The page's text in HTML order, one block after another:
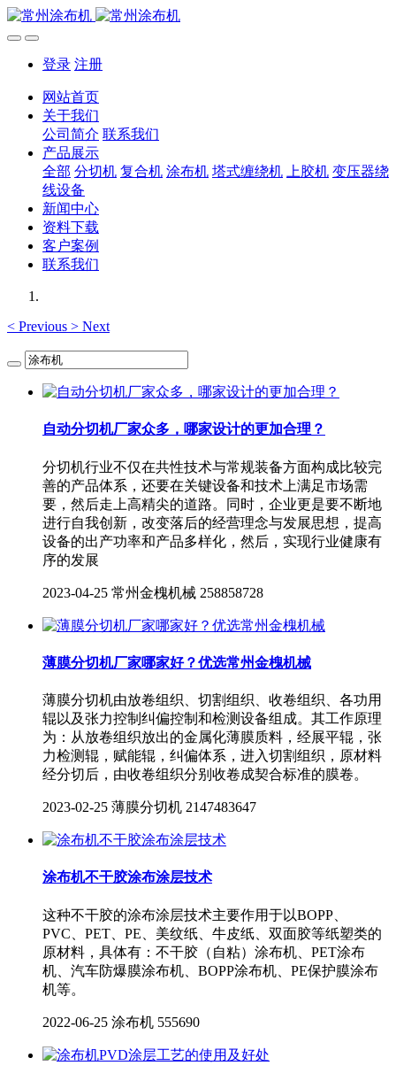
登录 注册
网站首页
关于我们
公司简介 联系我们
产品展示
全部 分切机 复合机 涂布机 塔式缠绕机 上胶机 变压器绕
线设备
新闻中心
资料下载
客户案例
联系我们
< Previous > Next
自动分切机厂家众多，哪家设计的更加合理？
分切机行业不仅在共性技术与常规装备方面构成比较完
善的产品体系，还要在关键设备和技术上满足市场需
要，然后走上高精尖的道路。同时，企业更是要不断地
进行自我创新，改变落后的经营理念与发展思想，提高
设备的出产功率和产品多样化，然后，实现行业健康有
序的发展
2023-04-25 常州金槐机械 258858728
薄膜分切机厂家哪家好？优选常州金槐机械
薄膜分切机由放卷组织、切割组织、收卷组织、各功用
辊以及张力控制纠偏控制和检测设备组成。其工作原理
为：从放卷组织放出的金属化薄膜质料，经展平辊，张
力检测辊，赋能辊，纠偏体系，进入切割组织，原材料
经分切后，由收卷组织分别收卷成契合标准的膜卷。
2023-02-25 薄膜分切机 2147483647
涂布机不干胶涂布涂层技术
这种不干胶的涂布涂层技术主要作用于以BOPP、
PVC、PET、PE、美纹纸、牛皮纸、双面胶等纸塑类的
原材料，具体有：不干胶（自粘）涂布机、PET涂布
机、汽车防爆膜涂布机、BOPP涂布机、PE保护膜涂布
机等。
2022-06-25 涂布机 555690